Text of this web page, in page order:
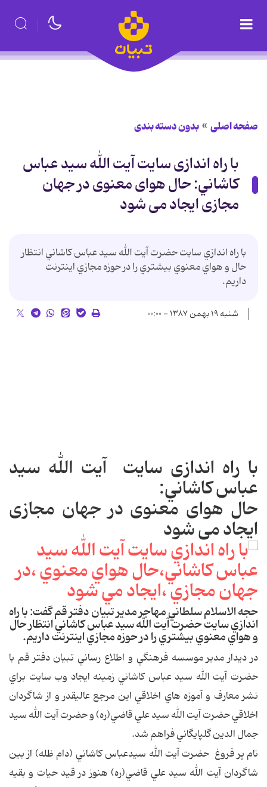
صفحه اصلی بدون دسته بندی
با راه اندازی سايت آيت الله سيد عباس
کاشاني: حال هوای معنوی در جهان
مجازی ایجاد می شود
با راه اندازي سايت حضرت آيت الله سيد عباس کاشاني انتظار
حال و هواي معنوي بيشتري را در حوزه مجازي اينترنت
داريم.
شنبه ۱۹ بهمن ۱۳۸۷ - ۰۰:۰۰
با راه اندازی سايت آيت الله سيد
عباس کاشاني:
حال هوای معنوی در جهان مجازی
ایجاد می شود
حجه الاسلام سلطاني مهاجر مدير تبيان دفتر قم گفت: با راه
اندازي سايت حضرت آيت الله سيد عباس کاشاني انتظار حال
و هواي معنوي بيشتري را در حوزه مجازي اينترنت داريم.
در ديدار مدير موسسه فرهنگي و اطلاع رساني تبيان دفتر قم با
حضرت آيت الله سيد عباس کاشاني زمينه ايجاد وب سايت براي
نشر معارف و آموزه هاي اخلاقي اين مرجع عاليقدر و از شاگردان
اخلاقي حضرت آيت الله سيد علي قاضي(ره) و حضرت آيت الله سيد
جمال الدين گلپايگاني فراهم شد.
نام پر فروغ حضرت آيت الله سيدعباس کاشاني (دام ظله) از بين
شاگردان آيت الله سيد علي قاضي(ره) هنوز در قيد حيات و بقيه